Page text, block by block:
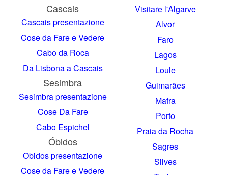
Cascais
Cascais presentazione
Cose da Fare e Vedere
Cabo da Roca
Da Lisbona a Cascais
Sesimbra
Sesimbra presentazione
Cose Da Fare
Cabo Espichel
Óbidos
Obidos presentazione
Cose da Fare e Vedere
Visitare l'Algarve
Alvor
Faro
Lagos
Loule
Guimarães
Mafra
Porto
Praia da Rocha
Sagres
Silves